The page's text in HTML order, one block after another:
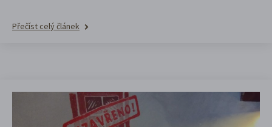
Přečíst celý článek